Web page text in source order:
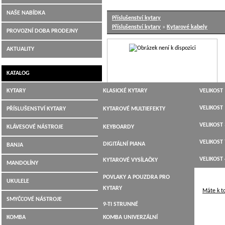
Příslušenství kytary
Příslušenství kytary » Kytarové kabely
Máte k
Nástrojový kytarový kabel
NAŠE NABÍDKA
PROVOZNÍ DOBA PRODEJNY
AKTUALITY
KATALOG
KYTARY KLASICKÉ KYTARY
JUMBO,
12-TI STRUNNÉ
9-TI STRUNNÉ
PŘÍSLUŠENSTVÍ KYTARY KYTAROVÉ MULTIEFEKTY
LADIČKY
KYTAROVÉ KABELY
KYTAROVÉ VYSÍLAČKY
POVLAKY A POUZDRA PRO
KYTARY
KLÁVESOVÉ NÁSTROJE KEYBOARDY
DIGITÁLNÍ PIANA
BANJA
MANDOLÍNY
UKULELE
SMYČCOVÉ NÁSTROJE
KOMBA KOMBA UNIVERZÁLNÍ